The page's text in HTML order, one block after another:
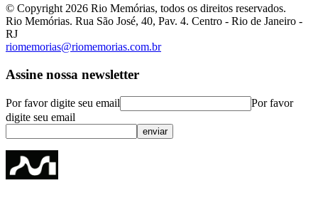
© Copyright 2026 Rio Memórias, todos os direitos reservados.
Rio Memórias. Rua São José, 40, Pav. 4. Centro - Rio de Janeiro -
RJ
riomemorias@riomemorias.com.br
Assine nossa newsletter
Por favor digite seu email
Por favor
digite seu email
enviar